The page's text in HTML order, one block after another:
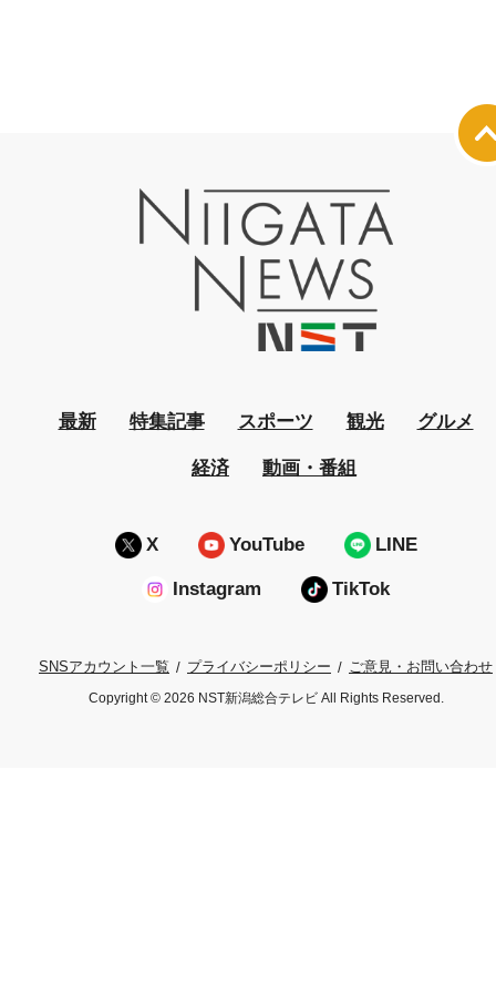
最新 特集記事 スポーツ 観光 グルメ
経済 動画・番組
X YouTube LINE
Instagram TikTok
SNSアカウント一覧 プライバシーポリシー ご意見・お問い合わせ
Copyright © 2026 NST新潟総合テレビ All Rights Reserved.